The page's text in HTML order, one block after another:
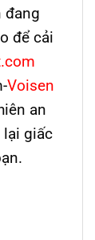
đang
để cải
Voisen
an
lại giấc